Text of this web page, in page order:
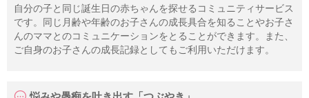
自分の子と同じ誕生日の赤ちゃんを探せるコミュニティサービス
です。同じ月齢や年齢のお子さんの成長具合を知ることやお子さ
んのママとのコミュニケーションをとることができます。また、
ご自身のお子さんの成長記録としてもご利用いただけます。